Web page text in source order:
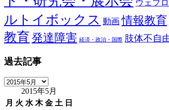
ウェブ
ルトイボックス 動画 情報教育
教育発達障害 経済・政治・国際 肢体不自
過去記事
過
記
2015年5月
月 火 水 木 金 土 日